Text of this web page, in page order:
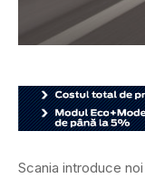
Scania introduce